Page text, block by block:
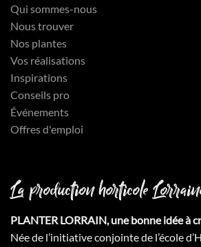
Qui sommes-nous
Nous trouver
Nos plantes
Vos réalisations
Inspirations
Conseils pro
Événements
Offres d'emploi
La production horticole
PLANTER LORRAIN, une bonne idée à
Née de l’initiative conjointe de l’école